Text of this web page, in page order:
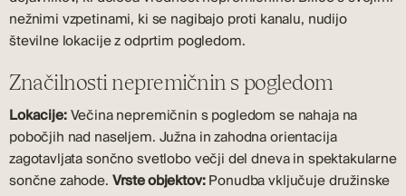
nežnimi vzpetinami, ki se nagibajo proti kanalu, nudijo
številne lokacije z odprtim pogledom.
Značilnosti nepremičnin s pogledom
Lokacije:Večina nepremičnin s pogledom se nahaja na
pobočjih nad naseljem. Južna in zahodna orientacija
zagotavljata sončno svetlobo večji del dneva in spektakularne
sončne zahode. Vrste objektov:Ponudba vključuje družinske